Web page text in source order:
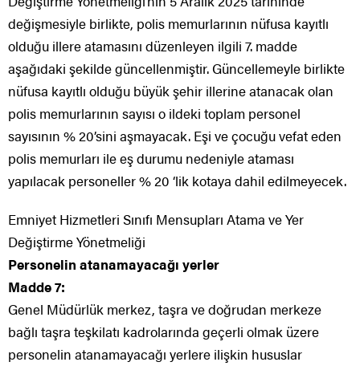
değişmesiyle birlikte, polis memurlarının nüfusa kayıtlı
olduğu illere atamasını düzenleyen ilgili 7. madde
aşağıdaki şekilde güncellenmiştir. Güncellemeyle birlikte
nüfusa kayıtlı olduğu büyük şehir illerine atanacak olan
polis memurlarının sayısı o ildeki toplam personel
sayısının % 20’sini aşmayacak. Eşi ve çocuğu vefat eden
polis memurları ile eş durumu nedeniyle ataması
yapılacak personeller % 20 ‘lik kotaya dahil edilmeyecek.
Emniyet Hizmetleri Sınıfı Mensupları Atama ve Yer
Değiştirme Yönetmeliği
Personelin atanamayacağı yerler
Madde 7:
Genel Müdürlük merkez, taşra ve doğrudan merkeze
bağlı taşra teşkilatı kadrolarında geçerli olmak üzere
personelin atanamayacağı yerlere ilişkin hususlar